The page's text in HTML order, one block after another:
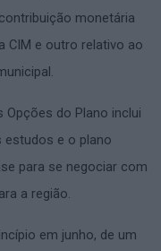
monetária
CIM e outro relativo ao
Opções do Plano inclui
estudos e o plano
para se negociar com
a região.
em junho, de um